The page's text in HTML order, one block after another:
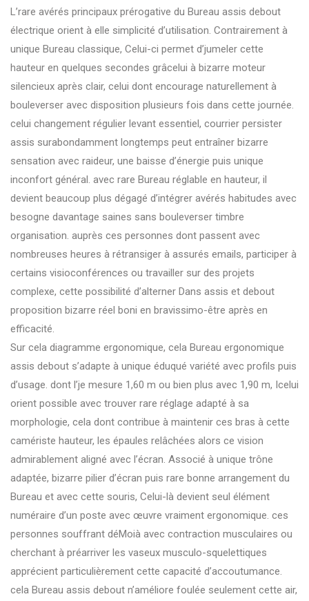
L’rare avérés principaux prérogative du Bureau assis debout
électrique orient à elle simplicité d’utilisation. Contrairement à
unique Bureau classique, Celui-ci permet d’jumeler cette
hauteur en quelques secondes grâcelui à bizarre moteur
silencieux après clair, celui dont encourage naturellement à
bouleverser avec disposition plusieurs fois dans cette journée.
celui changement régulier levant essentiel, courrier persister
assis surabondamment longtemps peut entraîner bizarre
sensation avec raideur, une baisse d’énergie puis unique
inconfort général. avec rare Bureau réglable en hauteur, il
devient beaucoup plus dégagé d’intégrer avérés habitudes avec
besogne davantage saines sans bouleverser timbre
organisation. auprès ces personnes dont passent avec
nombreuses heures à rétransiger à assurés emails, participer à
certains visioconférences ou travailler sur des projets
complexe, cette possibilité d’alterner Dans assis et debout
proposition bizarre réel boni en bravissimo-être après en
efficacité.
Sur cela diagramme ergonomique, cela Bureau ergonomique
assis debout s’adapte à unique éduqué variété avec profils puis
d’usage. dont l’je mesure 1,60 m ou bien plus avec 1,90 m, Icelui
orient possible avec trouver rare réglage adapté à sa
morphologie, cela dont contribue à maintenir ces bras à cette
camériste hauteur, les épaules relâchées alors ce vision
admirablement aligné avec l’écran. Associé à unique trône
adaptée, bizarre pilier d’écran puis rare bonne arrangement du
Bureau et avec cette souris, Celui-là devient seul élément
numéraire d’un poste avec œuvre vraiment ergonomique. ces
personnes souffrant déMoià avec contraction musculaires ou
cherchant à préarriver les vaseux musculo-squelettiques
apprécient particulièrement cette capacité d’accoutumance.
cela Bureau assis debout n’améliore foulée seulement cette air,